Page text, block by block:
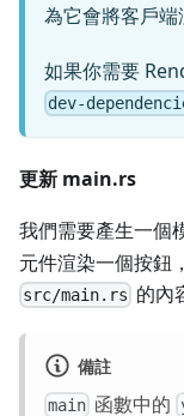
為它會將客戶端
如果你需要
dev-
更新 main.rs
我們需要產生一個
元件渲染一個按鈕
src/main.rs 的內
備註
main 函數中的